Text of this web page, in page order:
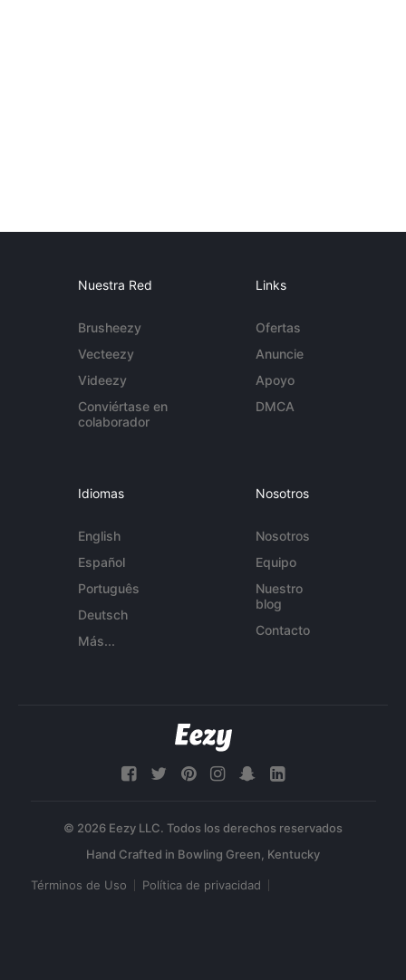
Nuestra Red
Brusheezy
Vecteezy
Videezy
Conviértase en
colaborador
Links
Ofertas
Anuncie
Apoyo
DMCA
Idiomas
English
Español
Português
Deutsch
Más...
Nosotros
Nosotros
Equipo
Nuestro
blog
Contacto
© 2026 Eezy LLC. Todos los derechos reservados
Términos de Uso Política de privacidad